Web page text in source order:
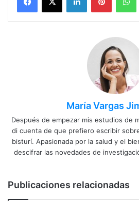
María Vargas
Después de empezar mis estudios de
di cuenta de que prefiero escribir
bisturí. Apasionada por la salud y el
descifrar las novedades de
Publicaciones relacionadas